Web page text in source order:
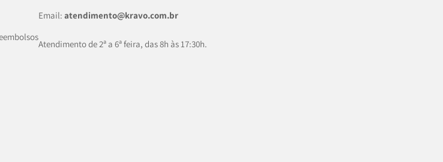
Email: atendimento@kravo.com.br
Atendimento de 2ª a 6ª feira, das 8h às 17:30h.